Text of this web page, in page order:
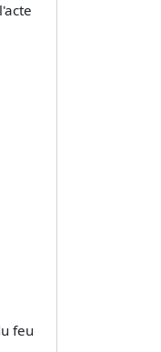
feu